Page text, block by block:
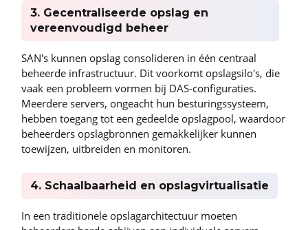
3. Gecentraliseerde opslag en
vereenvoudigd beheer
SAN's kunnen opslag consolideren in één centraal
beheerde infrastructuur. Dit voorkomt opslagsilo's, die
vaak een probleem vormen bij DAS-configuraties.
Meerdere servers, ongeacht hun besturingssysteem,
hebben toegang tot een gedeelde opslagpool, waardoor
beheerders opslagbronnen gemakkelijker kunnen
toewijzen, uitbreiden en monitoren.
4. Schaalbaarheid en opslagvirtualisatie
In een traditionele opslagarchitectuur moeten